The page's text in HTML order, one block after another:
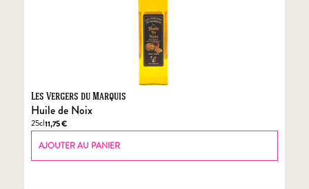
Les Vergers du Marquis
Huile de Noix
25cl11,75€
AJOUTER AU PANIER